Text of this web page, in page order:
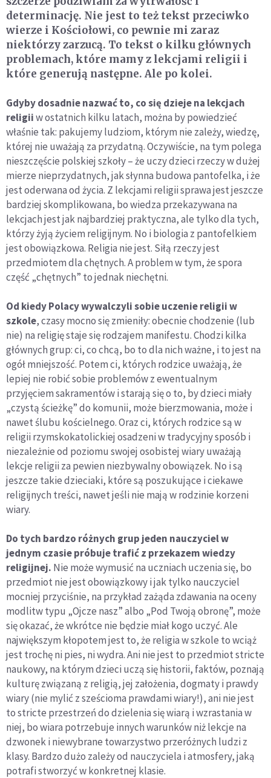
determinację. Nie jest to też tekst przeciwko
wierze i Kościołowi, co pewnie mi zaraz
niektórzy zarzucą. To tekst o kilku głównych
problemach, które mamy z lekcjami religii i
które generują następne. Ale po kolei.
Gdyby dosadnie nazwać to, co się dzieje na lekcjach
religiiw ostatnich kilku latach, można by powiedzieć
właśnie tak: pakujemy ludziom, którym nie zależy, wiedzę,
której nie uważają za przydatną. Oczywiście, na tym polega
nieszczęście polskiej szkoły – że uczy dzieci rzeczy w dużej
mierze nieprzydatnych, jak słynna budowa pantofelka, i że
jest oderwana od życia. Z lekcjami religii sprawa jest jeszcze
bardziej skomplikowana, bo wiedza przekazywana na
lekcjach jest jak najbardziej praktyczna, ale tylko dla tych,
którzy żyją życiem religijnym. No i biologia z pantofelkiem
jest obowiązkowa. Religia nie jest. Siłą rzeczy jest
przedmiotem dla chętnych. A problem w tym, że spora
część „chętnych” to jednak niechętni.
Od kiedy Polacy wywalczyli sobie uczenie religii w
szkole, czasy mocno się zmieniły: obecnie chodzenie (lub
nie) na religię staje się rodzajem manifestu. Chodzi kilka
głównych grup: ci, co chcą, bo to dla nich ważne, i to jest na
ogół mniejszość. Potem ci, których rodzice uważają, że
lepiej nie robić sobie problemów z ewentualnym
przyjęciem sakramentów i starają się o to, by dzieci miały
„czystą ścieżkę” do komunii, może bierzmowania, może i
nawet ślubu kościelnego. Oraz ci, których rodzice są w
religii rzymskokatolickiej osadzeni w tradycyjny sposób i
niezależnie od poziomu swojej osobistej wiary uważają
lekcje religii za pewien niezbywalny obowiązek. No i są
jeszcze takie dzieciaki, które są poszukujące i ciekawe
religijnych treści, nawet jeśli nie mają w rodzinie korzeni
wiary.
Do tych bardzo różnych grup jeden nauczyciel w
jednym czasie próbuje trafić z przekazem wiedzy
religijnej. Nie może wymusić na uczniach uczenia się, bo
przedmiot nie jest obowiązkowy i jak tylko nauczyciel
mocniej przyciśnie, na przykład zażąda zdawania na oceny
modlitw typu „Ojcze nasz” albo „Pod Twoją obronę”, może
się okazać, że wkrótce nie będzie miał kogo uczyć. Ale
największym kłopotem jest to, że religia w szkole to wciąż
jest trochę ni pies, ni wydra. Ani nie jest to przedmiot stricte
naukowy, na którym dzieci uczą się historii, faktów, poznają
kulturę związaną z religią, jej założenia, dogmaty i prawdy
wiary (nie mylić z sześcioma prawdami wiary!), ani nie jest
to stricte przestrzeń do dzielenia się wiarą i wzrastania w
niej, bo wiara potrzebuje innych warunków niż lekcje na
dzwonek i niewybrane towarzystwo przeróżnych ludzi z
klasy. Bardzo dużo zależy od nauczyciela i atmosfery, jaką
potrafi stworzyć w konkretnej klasie.